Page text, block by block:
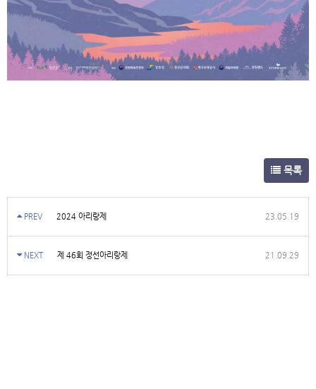
목록
PREV 2024 아리랑제 23.05.19
NEXT 제 46회 정선아리랑제 21.09.29